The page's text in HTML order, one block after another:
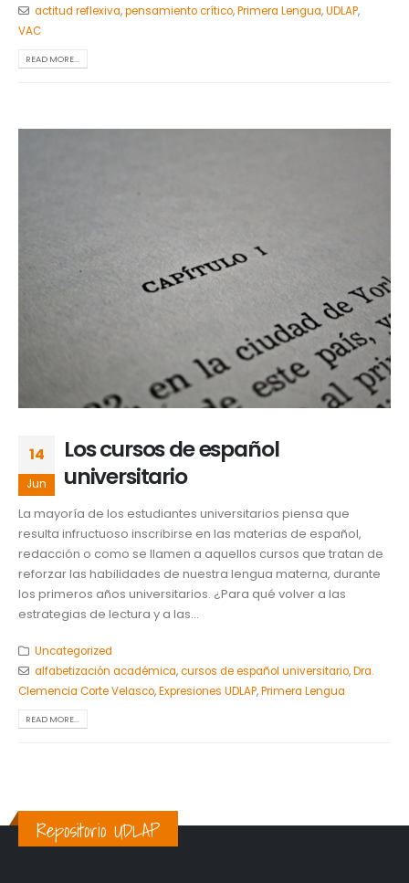
actitud reflexiva,pensamiento crítico,Primera Lengua,UDLAP,
VAC
READ MORE...
14
Jun
Los cursos de español
universitario
La mayoría de los estudiantes universitarios piensa que
resulta infructuoso inscribirse en las materias de español,
redacción o como se llamen a aquellos cursos que tratan de
reforzar las habilidades de nuestra lengua materna, durante
los primeros años universitarios. ¿Para qué volver a las
estrategias de lectura y a las...
Uncategorized
alfabetización académica,cursos de español universitario,Dra.
Clemencia Corte Velasco,Expresiones UDLAP,Primera Lengua
READ MORE...
Repositorio UDLAP